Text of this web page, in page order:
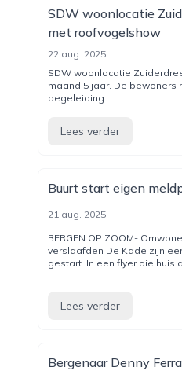
SDW woonlocatie
met roofvogelshow
22 aug. 2025
SDW woonlocatie
maand 5 jaar. De
begeleiding...
Lees verder
Buurt start eigen
21 aug. 2025
BERGEN OP ZOOM-
verslaafden De Kade zijn
gestart. In een flyer die huis
Lees verder
Bergenaar Denny